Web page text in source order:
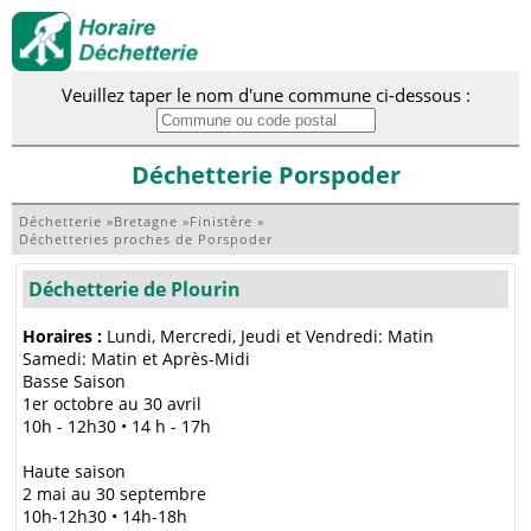
Veuillez taper le nom d'une commune ci-dessous :
Déchetterie Porspoder
Déchetterie »Bretagne »Finistère »
Déchetteries proches de Porspoder
Déchetterie de Plourin
Horaires : Lundi, Mercredi, Jeudi et Vendredi: Matin
Samedi: Matin et Après-Midi
Basse Saison
1er octobre au 30 avril
10h - 12h30 • 14 h - 17h
Haute saison
2 mai au 30 septembre
10h-12h30 • 14h-18h